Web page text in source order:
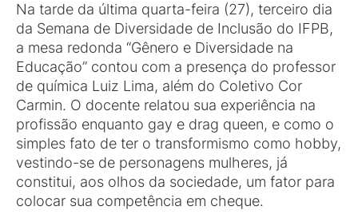
Na tarde da última quarta-feira (27), terceiro dia
da Semana de Diversidade de Inclusão do IFPB,
a mesa redonda “Gênero e Diversidade na
Educação” contou com a presença do professor
de química Luiz Lima, além do Coletivo Cor
Carmin. O docente relatou sua experiência na
profissão enquanto gay e drag queen, e como o
simples fato de ter o transformismo como hobby,
vestindo-se de personagens mulheres, já
constitui, aos olhos da sociedade, um fator para
colocar sua competência em cheque.